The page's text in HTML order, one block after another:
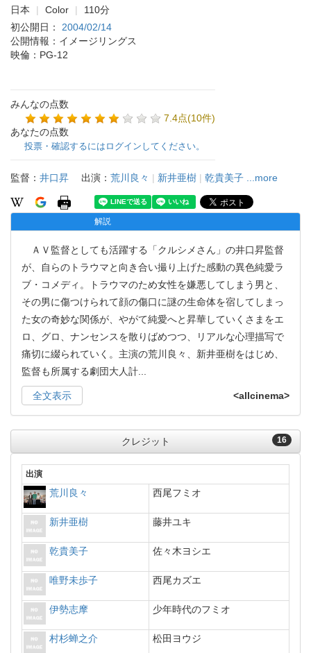
日本 Color
110分
初公開日： 2004/02/14
公開情報：イメージリングス
映倫：PG-12
みんなの点数
7.4点(10件)
あなたの点数
投票・確認するにはログインしてください。
監督： 井口昇 出演： 荒川良々 | 新井亜樹 | 乾貴美子 ...more
解説
ＡＶ監督としても活躍する「クルシメさん」の井口昇監督
が、自らのトラウマと向き合い撮り上げた感動の異色純愛ラ
ブ・コメディ。トラウマのため女性を嫌悪してしまう男と、
その男に傷つけられて顔の傷口に謎の生命体を宿してしまっ
た女の奇妙な関係が、やがて純愛へと昇華していくさまをエ
ロ、グロ、ナンセンスを散りばめつつ、リアルな心理描写で
痛切に綴られていく。主演の荒川良々、新井亜樹をはじめ、
監督も所属する劇団大人計
全文表示 <allcinema>
16
クレジット
出演
荒川良々 西尾フミオ
新井亜樹 藤井ユキ
乾貴美子 佐々木ヨシエ
唯野未歩子 西尾カズエ
伊勢志摩 少年時代のフミオ
村杉蝉之介 松田ヨウジ